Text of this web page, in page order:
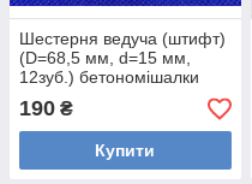
Шестерня ведуча (штифт)
(D=68,5 мм, d=15 мм,
12зуб.) бетономішалки
190 ₴
Купити